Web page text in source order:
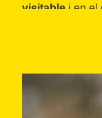
visitable i en el
la Ferratina, el
poden adquirir
també fruites
cursos i tallers